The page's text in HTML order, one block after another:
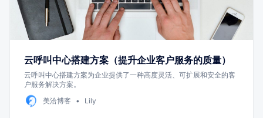
云呼叫中心搭建方案（提升企业客户服务的质量）
云呼叫中心搭建方案为企业提供了一种高度灵活、可扩展和安全的客
户服务解决方案。
美洽博客
Lily